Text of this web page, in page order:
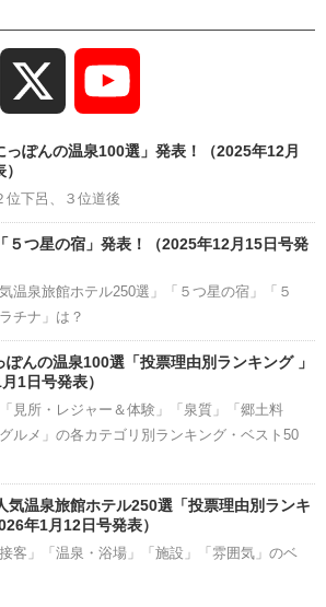
Instagram
Channel
っぽんの温泉100選」発表！（2025年12月
位下呂、３位道後
５つ星の宿」発表！（2025年12月15日号発
温泉旅館ホテル250選」「５つ星の宿」「５
チナ」は？
ぽんの温泉100選「投票理由別ランキング 」
1日号発表）
「見所・レジャー＆体験」「泉質」「郷土料
ルメ」の各カテゴリ別ランキング・ベスト50
気温泉旅館ホテル250選「投票理由別ランキ
年1月12日号発表）
接客」「温泉・浴場」「施設」「雰囲気」のベ